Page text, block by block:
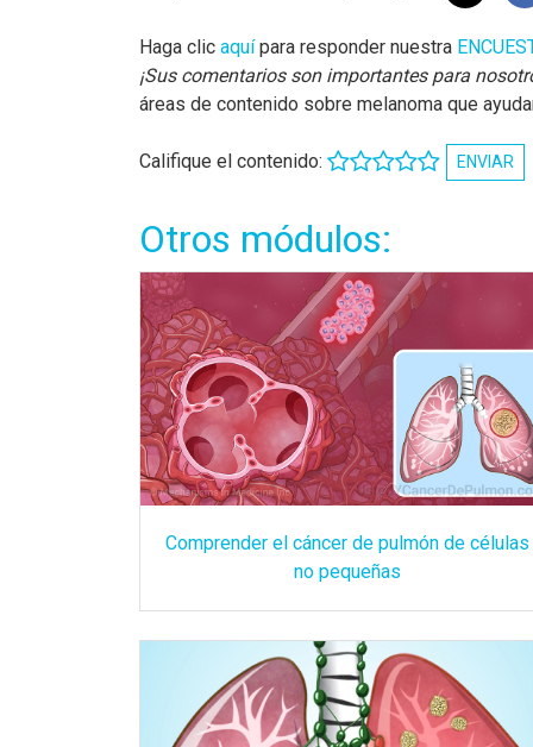
Haga clic aquípara responder nuestra
¡Sus comentarios son importantes para
áreas de contenido sobre melanoma que
Califique el contenido: ENVIAR
Otros módulos:
Comprender el cáncer de pulmón de células
no pequeñas